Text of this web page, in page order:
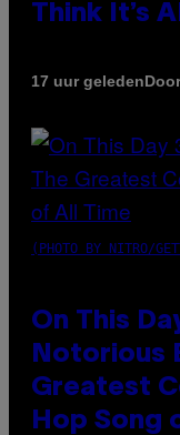
Think It’s AI
17 uur geleden
(PHOTO BY NITRO/
On This
Notorious
Greatest
Hop Song